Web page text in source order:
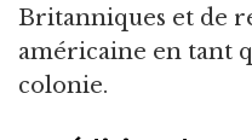
Britanniques et de
américaine en tant
colonie.